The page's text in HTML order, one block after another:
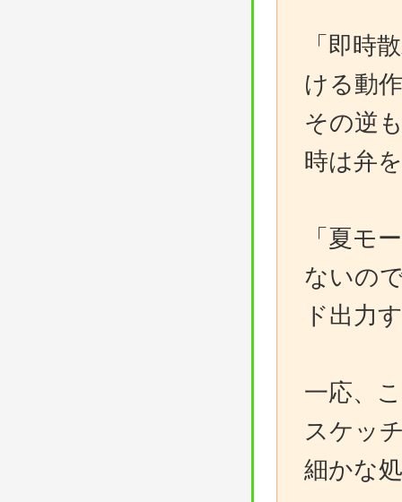
「即時
ける動
その逆
時は弁
「夏モ
ないの
ド出力
一応、
スケッ
細かな